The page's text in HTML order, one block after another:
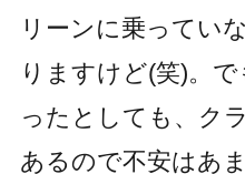
リーンに乗ってい
りますけど(笑)。
ったとしても、ク
あるので不安はあ